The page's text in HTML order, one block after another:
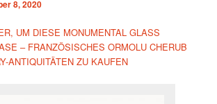
8, 2020
UM DIESE MONUMENTAL GLASS
– FRANZÖSISCHES ORMOLU CHERUB
ANTIQUITÄTEN ZU KAUFEN